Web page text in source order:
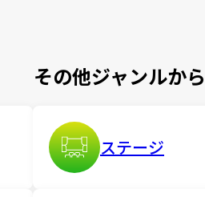
その他ジャンルか
ステージ